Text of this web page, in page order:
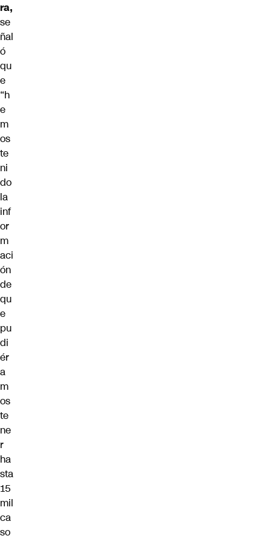
ra,
se
ñal
ó
qu
e
“h
e
m
os
te
ni
do
la
inf
or
m
aci
ón
de
qu
e
pu
di
ér
a
m
os
te
ne
r
ha
sta
15
mil
ca
so